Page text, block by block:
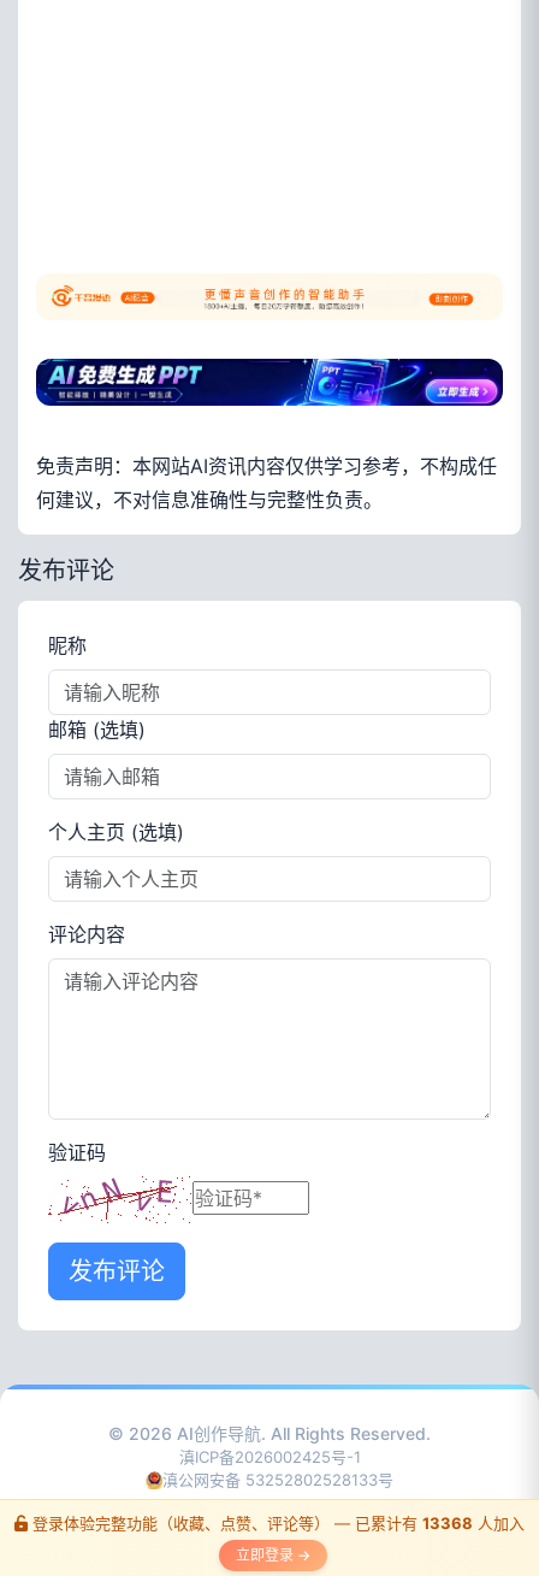
登录体验完整功能（收藏、点赞、评论等） — 已累计有 13368 人加入
立即登录 →
免责声明：本网站AI资讯内容仅供学习参考，不构成任
何建议，不对信息准确性与完整性负责。
发布评论
昵称
邮箱 (选填)
个人主页 (选填)
评论内容
验证码
发布评论
© 2026 AI创作导航. All Rights Reserved.
滇ICP备2026002425号-1
滇公网安备 53252802528133号